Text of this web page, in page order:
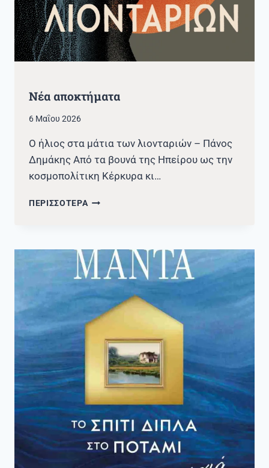
Νέα αποκτήματα
6 Μαΐου 2026
Ο ήλιος στα μάτια των λιονταριών – Πάνος
Δημάκης Από τα βουνά της Ηπείρου ως την
κοσμοπολίτικη Κέρκυρα κι…
ΠΕΡΙΣΣΟΤΕΡΑ ΝΈΑ